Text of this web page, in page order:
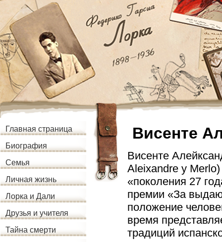
Главная страница
Биография
Семья
Личная жизнь
Лорка и Дали
Друзья и учителя
Тайна смерти
Висенте
Висенте
Aleixandre y
«поколения 27
премии «За
положение
время
традиций